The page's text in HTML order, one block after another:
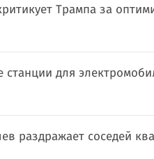
Трампа за
станции для
раздражает соседей